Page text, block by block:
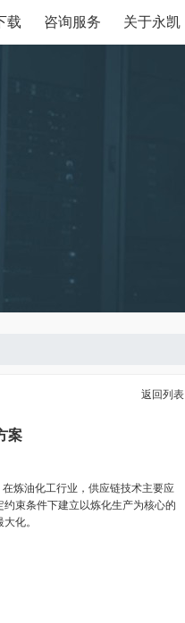
载 咨询服务 关于永凯
返回列表
案
炼油化工行业，供应链技术主要应
束条件下建立以炼化生产为核心的
化。